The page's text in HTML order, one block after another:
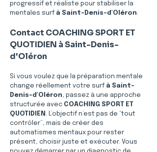
progressif et réaliste pour stabiliser la
mentales surf à Saint-Denis-d'Oléron.
Contact COACHING SPORT ET
QUOTIDIEN à Saint-Denis-
d'Oléron
Si vous voulez que la préparation mentale
change réellement votre surf à Saint-
Denis-d'Oléron, passez à une approche
structurée avec COACHING SPORT ET
QUOTIDIEN . L’objectif n’est pas de “tout
contrôler”, mais de créer des
automatismes mentaux pour rester
présent, choisir juste et exécuter. Vous